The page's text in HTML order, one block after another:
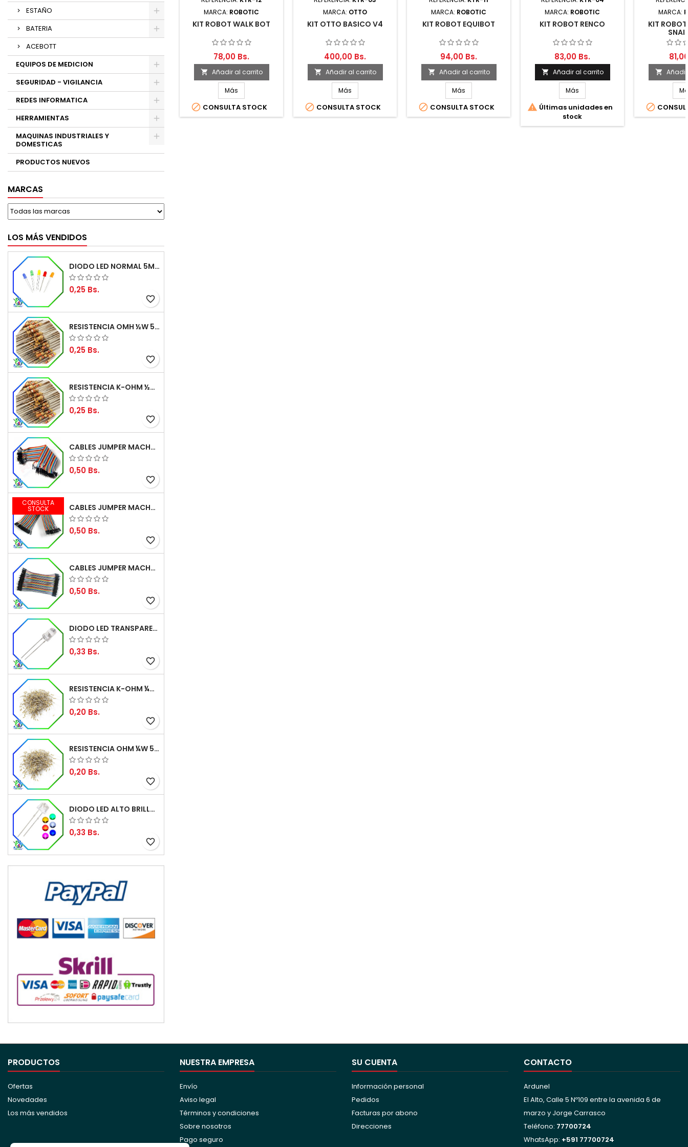
ESTAÑO
BATERIA
ACEBOTT
EQUIPOS DE MEDICION
SEGURIDAD - VIGILANCIA
REDES INFORMATICA
HERRAMIENTAS
MAQUINAS INDUSTRIALES Y
DOMESTICAS
PRODUCTOS NUEVOS
MARCAS
LOS MÁS VENDIDOS
DIODO LED NORMAL 5MM
0,25 Bs.
favorite_border
RESISTENCIA OMH ½W 5%
0,25 Bs.
favorite_border
RESISTENCIA K-OHM ½W 5%
0,25 Bs.
favorite_border
CABLES JUMPER MACHO-MACHO 20CM (ALTA CALIDAD)
0,50 Bs.
favorite_border
CONSULTA
STOCK CABLES JUMPER MACHO-HEMBRA 20CM (ALTA CALIDAD)
0,50 Bs.
favorite_border
CABLES JUMPER MACHO-MACHO 10CM (ALTA CALIDAD)
0,50 Bs.
favorite_border
DIODO LED TRANSPARENTE DE 5MM 3,5V 20MA 10000MCD
0,33 Bs.
favorite_border
RESISTENCIA K-OHM ¼W 5%
0,20 Bs.
favorite_border
RESISTENCIA OHM ¼W 5%
0,20 Bs.
favorite_border
DIODO LED ALTO BRILLO PANORÁMICO DE 5MM
0,33 Bs.
favorite_border
MARCA: ROBOTIC
KIT ROBOT WALK BOT
78,00 Bs.
 Añadir al carrito
Más
 CONSULTA STOCK
MARCA: OTTO
KIT OTTO BASICO V4
400,00 Bs.
 Añadir al carrito
Más
 CONSULTA STOCK
MARCA: ROBOTIC
KIT ROBOT EQUIBOT
94,00 Bs.
 Añadir al carrito
Más
 CONSULTA STOCK
MARCA: ROBOTIC
KIT ROBOT RENCO
83,00 Bs.
 Añadir al carrito
Más
 Últimas unidades en
stock
MARCA:
KIT


PRODUCTOS
Ofertas
Novedades
Los más vendidos
NUESTRA EMPRESA
Envío
Aviso legal
Términos y condiciones
Sobre nosotros
Pago seguro
SU CUENTA
Información personal
Pedidos
Facturas por abono
Direcciones
CONTACTO
Ardunel
El Alto, Calle 5 Nº109 entre la avenida 6 de
marzo y Jorge Carrasco
Teléfono: 77700724
WhatsApp: +591 77700724